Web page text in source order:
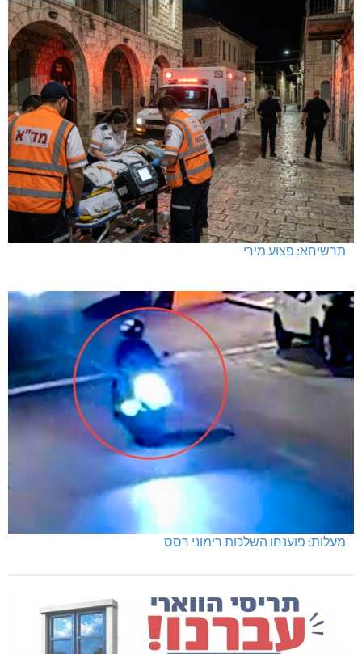
מחיר מטרה במעלות: החל מ-728,000 ₪
תרשיחא: פצוע מירי
מעלות: פוענחו השלכות רימוני רסס